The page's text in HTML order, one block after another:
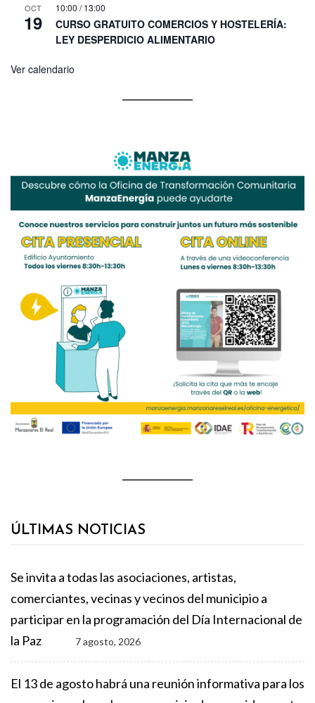
OCT
19
10:00 /13:00
CURSO GRATUITO COMERCIOS Y HOSTELERÍA:
LEY DESPERDICIO ALIMENTARIO
Ver calendario
ÚLTIMAS NOTICIAS
Se invita a todas las asociaciones, artistas,
comerciantes, vecinas y vecinos del municipio a
participar en la programación del Día Internacional de
la Paz
7 agosto, 2026
El 13 de agosto habrá una reunión informativa para los